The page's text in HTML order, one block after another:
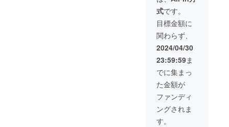
しま
す。 ※
醸造す
るビー
ルのビ
アスタ
どレシ
ピの指
定出来
ませ
ん。
所：東
京都中
央区日
本橋本
町3-11-
5
COMMI
SSARY
NIHON
BASHI
・クラ
ウド
ファン
ディン
式です。
目標金額に
関わらず、
2024/04/30
23:59:59ま
でに集まっ
た金額が
ファンディ
ングされま
す。